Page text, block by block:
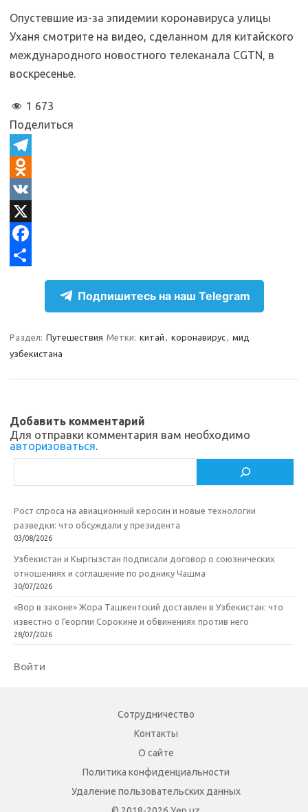
Опустевшие из-за эпидемии коронавируса улицы
Уханя смотрите на видео, сделанном для китайского
международного новостного телеканала CGTN, в
воскресенье.
1 673
Поделиться
T
e
e
g
O
d
n
o
s
k
i
V
KX
F
bр
т
ь
Подпишитесь на наш Telegram
Раздел: Путешествия Метки: китай , коронавирус, мид
узбекистана
Добавить комментарий
Для отправки комментария вам необходимо
авторизоваться.
Рост спроса на авиационный керосин и новые технологии
разведки: что обсуждали у президента
03/08/2026
Узбекистан и Кыргызстан подписали договор о союзнических
отношениях и соглашение по роднику Чашма
30/07/2026
«Вор в законе» Жора Ташкентский доставлен в Узбекистан: что
известно о Георгии Сорокине и обвинениях против него
28/07/2026
Войти
Сотрудничество
Контакты
О сайте
Политика конфиденциальности
Удаление пользовательских данных